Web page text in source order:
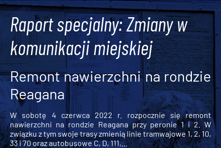
Raport specjalny: Zmiany w
komunikacji miejskiej
Remont nawierzchni na rondzie
Reagana
W sobotę 4 czerwca 2022 r. rozpocznie się remont
nawierzchni na rondzie Reagana przy peronie 1 i 2. W
związku z tym swoje trasy zmienią linie tramwajowe 1, 2, 10,
33 i 70 oraz autobusowe C, D, 111,...